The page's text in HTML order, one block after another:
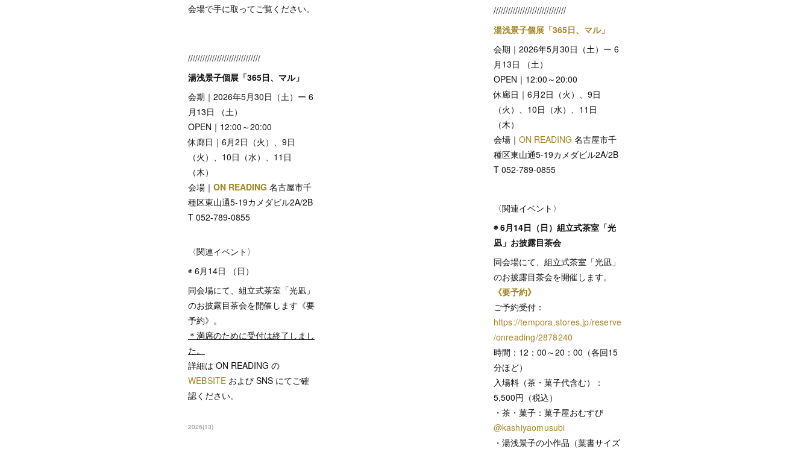
会場で手に取ってご覧ください。
//////////////////////////////
湯浅景子個展「365日、マル」
会期｜2026年5月30日（土）ー 6
月13日 （土）
OPEN｜12:00～20:00
休廊日｜6月2日（火）、9日
（火）、10日（水）、11日
（木）
会場｜ ON READING 名古屋市千
種区東山通5-19カメダビル2A/2B
T 052-789-0855
〈関連イベント〉
◉ 6月14日 （日）
同会場にて、組立式茶室「光凪」
のお披露目茶会を開催します《要
予約》。
＊満席のために受付は終了しまし
た。
詳細は ON READING の
WEBSITE および SNS にてご確
認ください。
2026(13)
//////////////////////////////
湯浅景子個展「365日、マル」
会期｜2026年5月30日（土）ー 6
月13日 （土）
OPEN｜12:00～20:00
休廊日｜6月2日（火）、9日
（火）、10日（水）、11日
（木）
会場｜ ON READING 名古屋市千
種区東山通5-19カメダビル2A/2B
T 052-789-0855
〈関連イベント〉
◉ 6月14日（日）組立式茶室「光
凪」お披露目茶会
同会場にて、組立式茶室「光凪」
のお披露目茶会を開催します。
《要予約》
ご予約受付：
https://tempora.stores.jp/reserve
/onreading/2878240
時間：12：00～20：00（各回15
分ほど）
入場料（茶・菓子代含む）：
5,500円（税込）
・茶・菓子：菓子屋おむすび
@kashiyaomusubi
・湯浅景子の小作品（葉書サイズ